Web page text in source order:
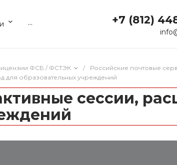
... +7 (812)
ФСБ / ФСТЭК / Российские почтовые
для образовательных учреждений
сессии,